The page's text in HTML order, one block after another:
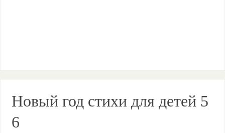
Новый год стихи для детей 5
6